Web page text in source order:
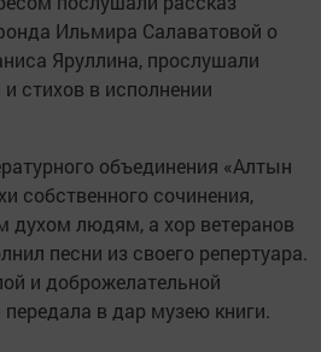
Ильмира Салаватовой о
Яруллина, прослушали
стихов в исполнении
объединения «Алтын
собственного сочинения,
людям, а хор ветеранов
песни из своего репертуара.
и доброжелательной
в дар музею книги.